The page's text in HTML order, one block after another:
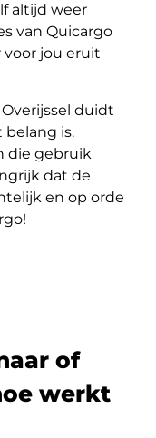
altijd weer
van Quicargo
jou eruit
duidt
belang is.
die gebruik
dat de
en op orde
of
werkt